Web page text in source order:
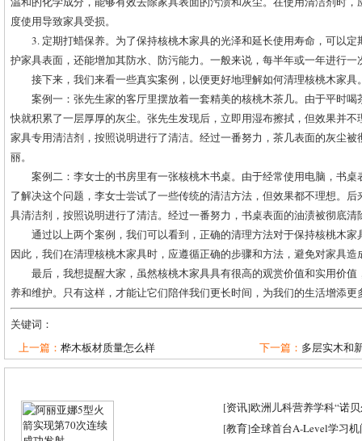
度使用导致家具受损。
3. 定期打蜡保养。为了保持核桃木家具的光泽和延长使用寿命，可以
护家具表面，还能增加其防水、防污能力。一般来说，每半年或一年进行一
接下来，我们来看一些真实案例，以便更好地理解如何清理核桃木家具
案例一：张先生家的客厅里摆放着一套精美的核桃木茶几。由于平时
快就积累了一层厚厚的灰尘。张先生发现后，立即用湿布擦拭，但效果并
家具专用清洁剂，按照说明进行了清洁。经过一番努力，茶几表面的灰尘
丽。
案例二：李女士的书房里有一张核桃木书桌。由于经常使用电脑，书
了解决这个问题，李女士尝试了一些传统的清洁方法，但效果都不理想。
具清洁剂，按照说明进行了清洁。经过一番努力，书桌表面的油渍被彻底
通过以上两个案例，我们可以看到，正确的清理方法对于保持核桃木
因此，我们在清理核桃木家具时，应遵循正确的步骤和方法，避免对家具造
最后，我想提醒大家，虽然核桃木家具具有很高的观赏价值和实用价
养和维护。只有这样，才能让它们陪伴我们更长时间，为我们的生活增添更
关键词：
上一篇： 桦木板材质量怎么样 下一篇： 多层实木和
[资讯]欧洲儿科营养学科“诺
[教育]全球首台A-Level学习